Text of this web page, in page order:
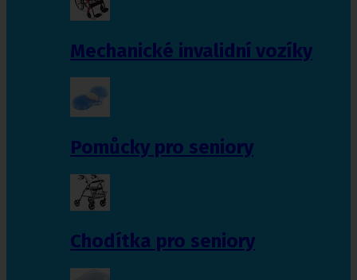
Mechanické invalidní vozíky
Pomůcky pro seniory
Chodítka pro seniory